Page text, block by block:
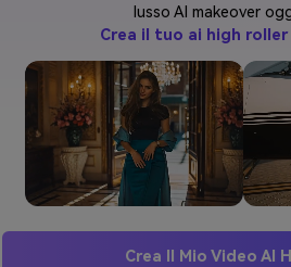
lusso AI makeover
Crea il tuo ai high
Crea Il Mio Video AI